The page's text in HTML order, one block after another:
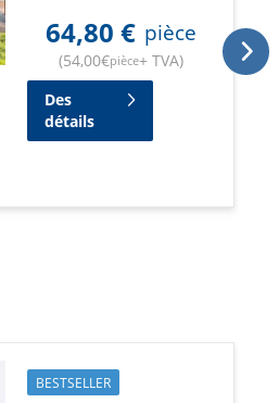
64,80 € pièce
(54,00€pièce+ TVA)
Des
détails
BESTSELLER